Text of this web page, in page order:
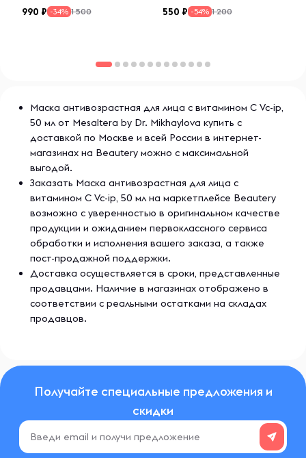
990 -34% 1 500 550 -54% 1 200
Маска антивозрастная для лица с витамином С Vc-ip,
50 мл от Mesaltera by Dr. Mikhaylova купить с
доставкой по Москве и всей России в интернет-
магазинах на Beautery можно с максимальной
выгодой.
Заказать Маска антивозрастная для лица с
витамином С Vc-ip, 50 мл на маркетплейсе Beautery
возможно с уверенностью в оригинальном качестве
продукции и ожиданием первоклассного сервиса
обработки и исполнения вашего заказа, а также
пост-продажной поддержки.
Доставка осуществляется в сроки, представленные
продавцами. Наличие в магазинах отображено в
соответствии с реальными остатками на складах
продавцов.
Получайте специальные предложения и
скидки